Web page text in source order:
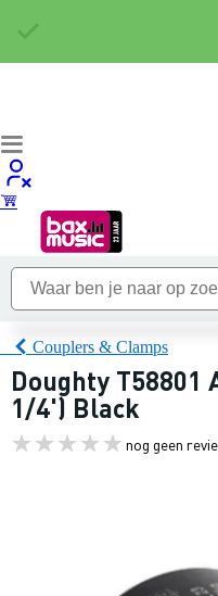
Couplers & Clamps
Doughty T58801
1/4') Black
nog geen